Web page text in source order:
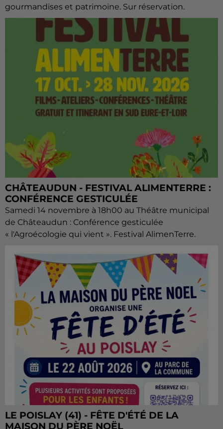
gourmandises et patrimoine. Sur réservation.
CHÂTEAUDUN - FESTIVAL ALIMENTERRE :
CONFÉRENCE GESTICULÉE
Samedi 14 novembre à 18h00 au Théâtre municipal
de Châteaudun : Conférence gesticulée
« l'Agroécologie qui vient ». Festival AlimenTerre.
LE POISLAY (41) - FÊTE D'ÉTÉ DE LA
MAISON DU PÈRE NOËL